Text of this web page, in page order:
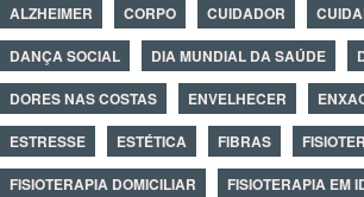
ALZHEIMER
CORPO CUIDADOR
DANÇA SOCIAL
DIA MUNDIAL DA SAÚDE
DORES NAS COSTAS
ENVELHECER
ESTRESSE
ESTÉTICA FIBRAS
FISIOTERAPIA DOMICILIAR
FISIOTERAPIA EM